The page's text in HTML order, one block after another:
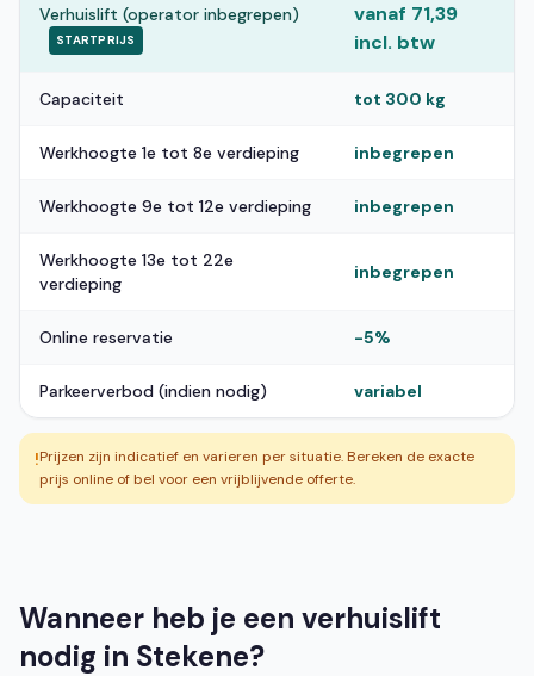
Verhuislift (operator inbegrepen)
STARTPRIJS
vanaf 71,39
incl. btw
Capaciteit tot 300 kg
Werkhoogte 1e tot 8e verdieping inbegrepen
Werkhoogte 9e tot 12e verdieping inbegrepen
Werkhoogte 13e tot 22e
verdieping
inbegrepen
Online reservatie -5%
Parkeerverbod (indien nodig) variabel
!Prijzen zijn indicatief en varieren per situatie. Bereken de exacte
prijs online of bel voor een vrijblijvende offerte.
Wanneer heb je een verhuislift
nodig in Stekene?